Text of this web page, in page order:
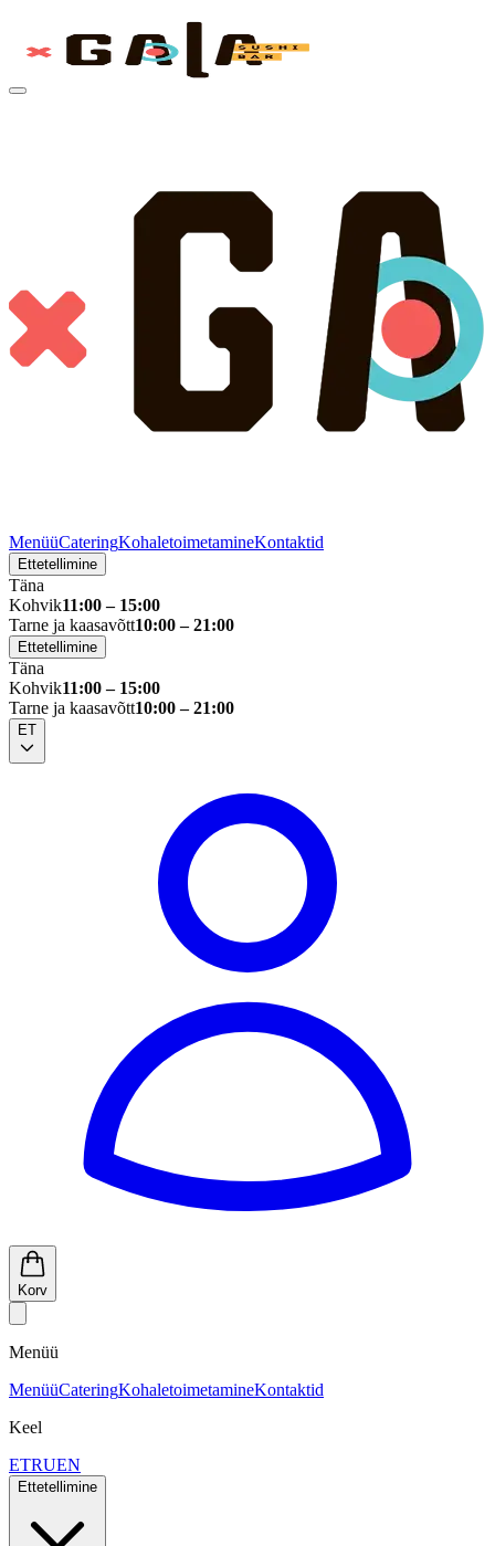
MenüüCateringKohaletoimetamineKontaktid
Ettetellimine
Täna
Kohvik11:00 – 15:00
Tarne ja kaasavõtt10:00 – 21:00
Ettetellimine
Täna
Kohvik11:00 – 15:00
Tarne ja kaasavõtt10:00 – 21:00
ET
Korv
Menüü
MenüüCateringKohaletoimetamineKontaktid
Keel
ETRUEN
Ettetellimine